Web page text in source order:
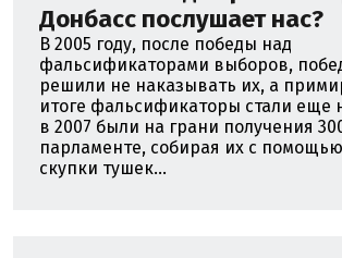
Донбасс послушает нас?
В 2005 году, после победы над
фальсификаторами выборов,
решили не наказывать их, а
итоге фальсификаторы стали еще
в 2007 были на грани получения
парламенте, собирая их с
скупки тушек...